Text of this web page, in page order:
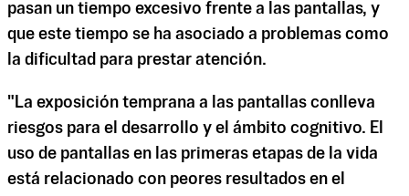
pasan un tiempo excesivo frente a las pantallas, y
que este tiempo se ha asociado a problemas como
la dificultad para prestar atención.
"La exposición temprana a las pantallas conlleva
riesgos para el desarrollo y el ámbito cognitivo. El
uso de pantallas en las primeras etapas de la vida
está relacionado con peores resultados en el